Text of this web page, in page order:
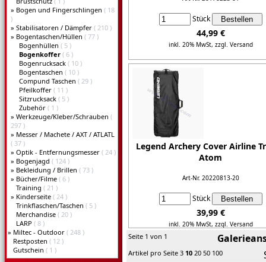
» Bogen und Fingerschlingen ( 18
)
» Stabilisatoren / Dämpfer ( 210 )
» Bogentaschen/Hüllen ( 77 )
Bogenhüllen ( 5 )
Bogenkoffer ( 6 )
Bogenrucksack ( 10 )
Bogentaschen ( 10 )
Compund Taschen ( 29 )
Pfeilkoffer ( 11 )
Sitzrucksack ( 5 )
Zubehör ( 1 )
» Werkzeuge/Kleber/Schrauben (
297 )
» Messer / Machete / AXT / ATLATL
( 37 )
» Optik - Entfernungsmesser ( 24 )
» Bogenjagd ( 124 )
» Bekleidung / Brillen ( 73 )
» Bücher/Filme ( 6 )
Training ( 21 )
» Kinderseite ( 24 )
Trinkflaschen/Taschen ( 5 )
Merchandise ( 20 )
LARP ( 8 )
» Miltec - Outdoor ( 248 )
Restposten ( 12 )
Gutschein ( 1 )
Stück
44,99 €
inkl. 20% MwSt, zzgl. Versand
Details...
Legend Archery Cover Airline
Atom
Art-Nr. 20220813-20
Stück
39,99 €
inkl. 20% MwSt, zzgl. Versand
Details...
Seite 1 von 1
Artikel pro Seite 3 10 20 50 100